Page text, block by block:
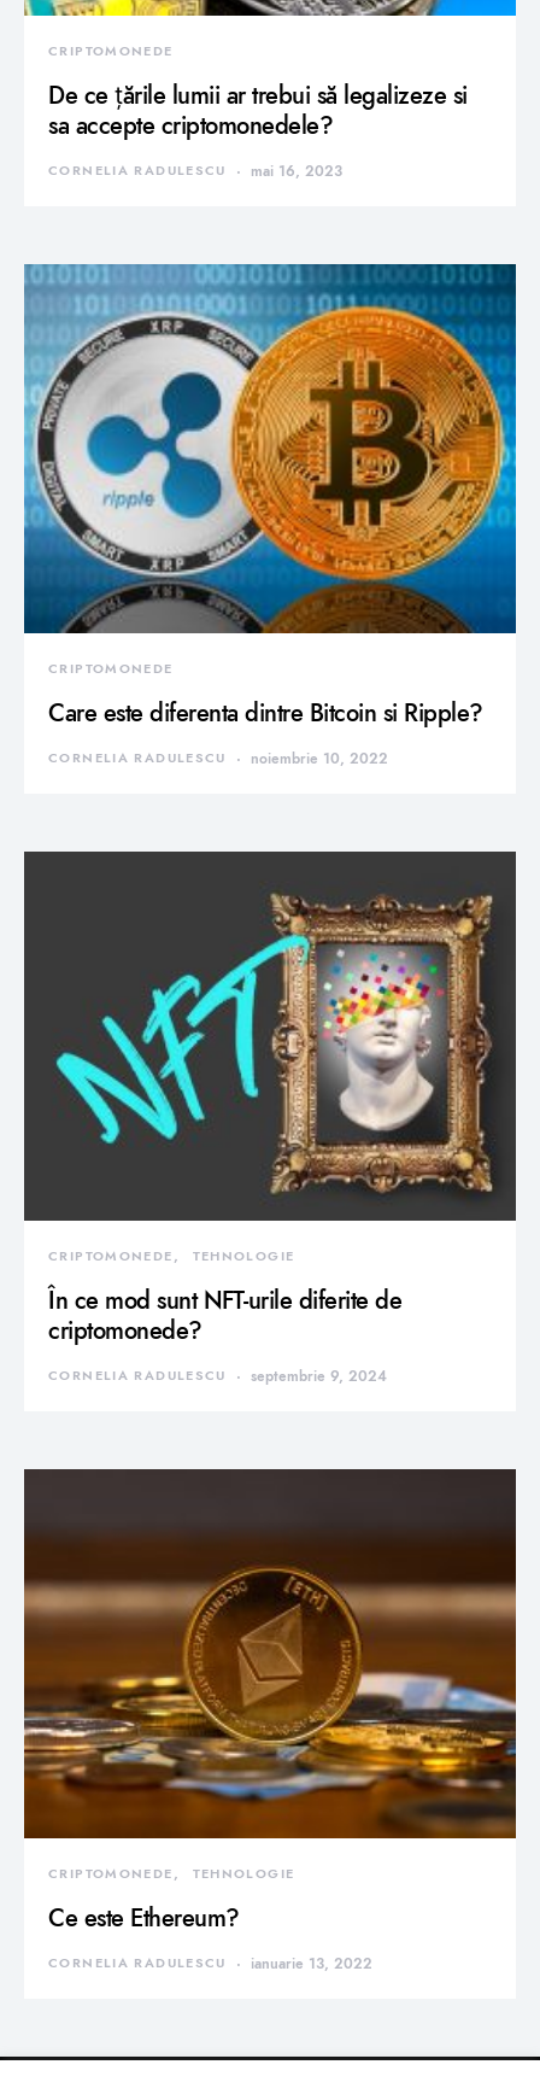
CRIPTOMONEDE
De ce țările lumii ar trebui să legalizeze si
sa accepte criptomonedele?
CORNELIA RADULESCU mai 16, 2023
CRIPTOMONEDE
Care este diferenta dintre Bitcoin si Ripple?
CORNELIA RADULESCU noiembrie 10, 2022
CRIPTOMONEDE TEHNOLOGIE
În ce mod sunt NFT-urile diferite de
criptomonede?
CORNELIA RADULESCU septembrie 9, 2024
CRIPTOMONEDE TEHNOLOGIE
Ce este Ethereum?
CORNELIA RADULESCU ianuarie 13, 2022